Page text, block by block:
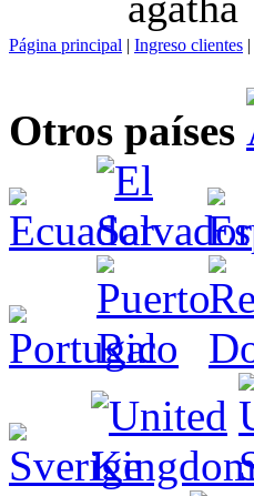
Página principal | Ingreso clientes |
Otros países